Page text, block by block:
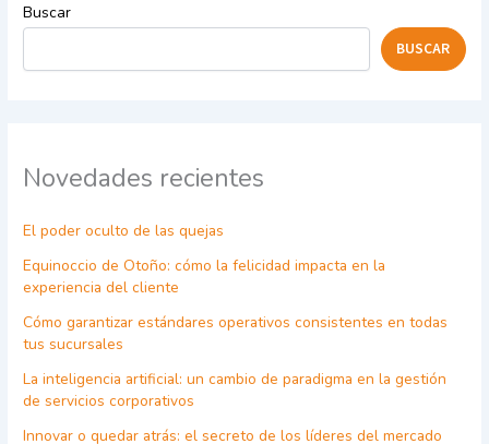
Buscar
BUSCAR
Novedades recientes
El poder oculto de las quejas
Equinoccio de Otoño: cómo la felicidad impacta en la
experiencia del cliente
Cómo garantizar estándares operativos consistentes en todas
tus sucursales
La inteligencia artificial: un cambio de paradigma en la gestión
de servicios corporativos
Innovar o quedar atrás: el secreto de los líderes del mercado